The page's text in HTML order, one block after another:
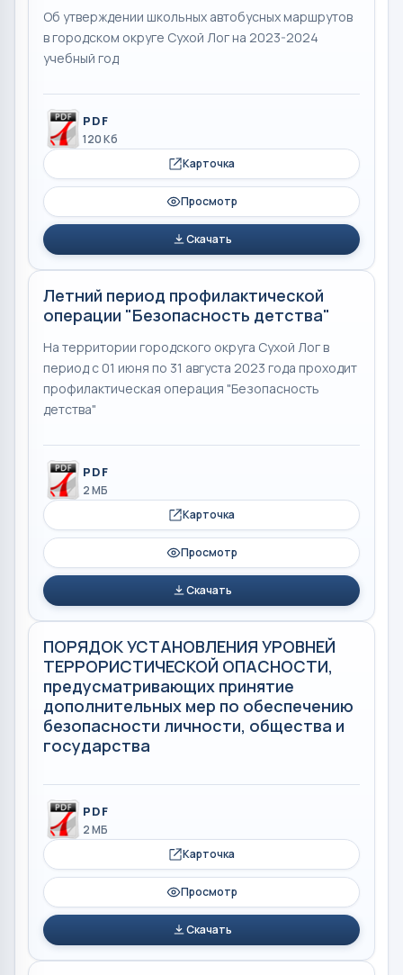
Об утверждении школьных автобусных маршрутов
в городском округе Сухой Лог на 2023-2024
учебный год
PDF
120 Кб
Карточка
Просмотр
Скачать
Летний период профилактической
операции "Безопасность детства"
На территории городского округа Сухой Лог в
период с 01 июня по 31 августа 2023 года проходит
профилактическая операция "Безопасность
детства"
PDF
2 МБ
Карточка
Просмотр
Скачать
ПОРЯДОК УСТАНОВЛЕНИЯ УРОВНЕЙ
ТЕРРОРИСТИЧЕСКОЙ ОПАСНОСТИ,
предусматривающих принятие
дополнительных мер по обеспечению
безопасности личности, общества и
государства
PDF
2 МБ
Карточка
Просмотр
Скачать